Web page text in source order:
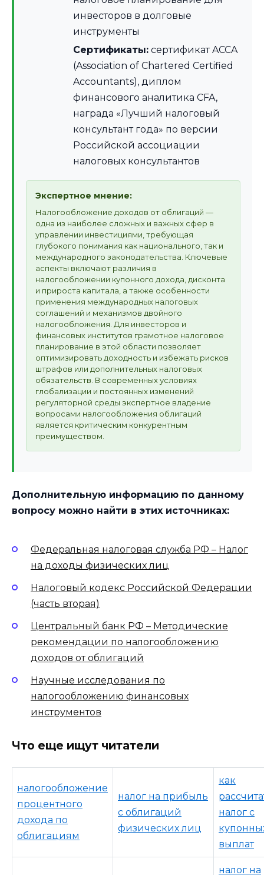
инвесторов в долговые
инструменты
Сертификаты: сертификат ACCA
(Association of Chartered Certified
Accountants), диплом
финансового аналитика CFA,
награда «Лучший налоговый
консультант года» по версии
Российской ассоциации
налоговых консультантов
Экспертное мнение:
Налогообложение доходов от облигаций —
одна из наиболее сложных и важных сфер в
управлении инвестициями, требующая
глубокого понимания как национального, так и
международного законодательства. Ключевые
аспекты включают различия в
налогообложении купонного дохода, дисконта
и прироста капитала, а также особенности
применения международных налоговых
соглашений и механизмов двойного
налогообложения. Для инвесторов и
финансовых институтов грамотное налоговое
планирование в этой области позволяет
оптимизировать доходность и избежать рисков
штрафов или дополнительных налоговых
обязательств. В современных условиях
глобализации и постоянных изменений
регуляторной среды экспертное владение
вопросами налогообложения облигаций
является критическим конкурентным
преимуществом.
Дополнительную информацию по данному
вопросу можно найти в этих источниках:
Федеральная налоговая служба РФ – Налог
на доходы физических лиц
Налоговый кодекс Российской Федерации
(часть вторая)
Центральный банк РФ – Методические
рекомендации по налогообложению
доходов от облигаций
Научные исследования по
налогообложению финансовых
инструментов
Что еще ищут читатели
налогообложение
процентного
дохода по
облигациям
налог на прибыль
с облигаций
физических лиц
как
налог с
выплат
налог на